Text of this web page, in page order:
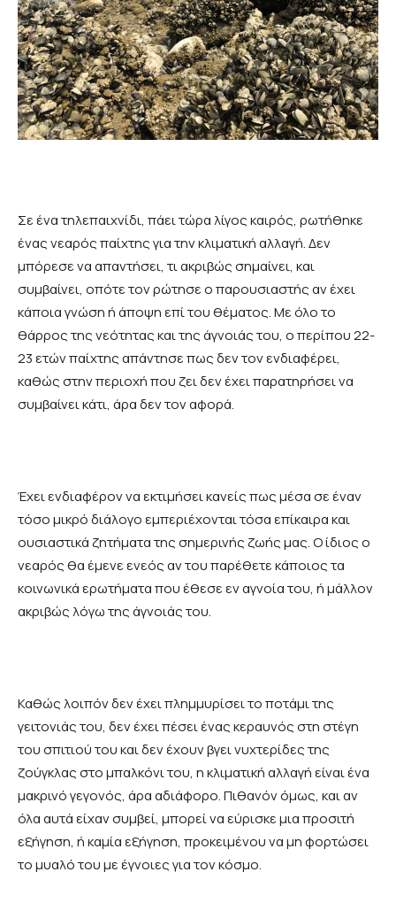
Σε ένα τηλεπαιχνίδι, πάει τώρα λίγος καιρός, ρωτήθηκε
ένας νεαρός παίχτης για την κλιματική αλλαγή. Δεν
μπόρεσε να απαντήσει, τι ακριβώς σημαίνει, και
συμβαίνει, οπότε τον ρώτησε ο παρουσιαστής αν έχει
κάποια γνώση ή άποψη επί του θέματος. Με όλο το
θάρρος της νεότητας και της άγνοιάς του, ο περίπου 22-
23 ετών παίχτης απάντησε πως δεν τον ενδιαφέρει,
καθώς στην περιοχή που ζει δεν έχει παρατηρήσει να
συμβαίνει κάτι, άρα δεν τον αφορά.
Έχει ενδιαφέρον να εκτιμήσει κανείς πως μέσα σε έναν
τόσο μικρό διάλογο εμπεριέχονται τόσα επίκαιρα και
ουσιαστικά ζητήματα της σημερινής ζωής μας. Ο ίδιος ο
νεαρός θα έμενε ενεός αν του παρέθετε κάποιος τα
κοινωνικά ερωτήματα που έθεσε εν αγνοία του, ή μάλλον
ακριβώς λόγω της άγνοιάς του.
Καθώς λοιπόν δεν έχει πλημμυρίσει το ποτάμι της
γειτονιάς του, δεν έχει πέσει ένας κεραυνός στη στέγη
του σπιτιού του και δεν έχουν βγει νυχτερίδες της
ζούγκλας στο μπαλκόνι του, η κλιματική αλλαγή είναι ένα
μακρινό γεγονός, άρα αδιάφορο. Πιθανόν όμως, και αν
όλα αυτά είχαν συμβεί, μπορεί να εύρισκε μια προσιτή
εξήγηση, ή καμία εξήγηση, προκειμένου να μη φορτώσει
το μυαλό του με έγνοιες για τον κόσμο.